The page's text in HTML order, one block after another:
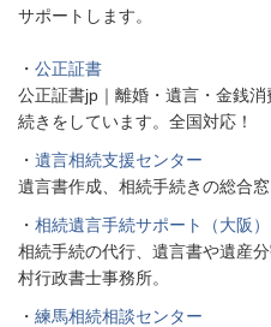
サポートします。
・ 公正証書
公正証書jp｜離婚・遺言・金銭
続きをしています。全国対応！
・ 遺言相続支援センター
遺言書作成、相続手続きの総合窓
・ 相続遺言手続サポート（大阪）
相続手続の代行、遺言書や遺産
村行政書士事務所。
・ 練馬相続相談センター